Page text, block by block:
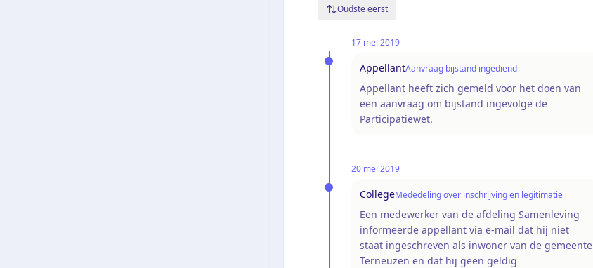
Oudste eerst
17 mei 2019
AppellantAanvraag bijstand ingediend
Appellant heeft zich gemeld voor het doen van
een aanvraag om bijstand ingevolge de
Participatiewet.
20 mei 2019
CollegeMededeling over inschrijving en legitimatie
Een medewerker van de afdeling Samenleving
informeerde appellant via e-mail dat hij niet
staat ingeschreven als inwoner van de gemeente
Terneuzen en dat hij geen geldig